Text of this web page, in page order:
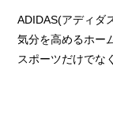
ADIDAS(アディダ
気分を高めるホー
スポーツだけでな